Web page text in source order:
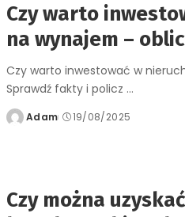
Czy warto
na wynajem –
Czy warto inwestować w
Sprawdź fakty i policz ...
PostedAdam 19/08/2025
Czy można